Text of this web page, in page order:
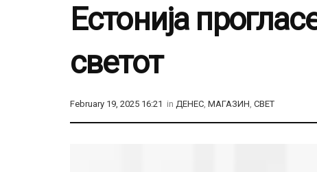
Естонија
светот
February 19, 2025 16:21 in ДЕНЕС, МАГАЗИН, СВЕТ